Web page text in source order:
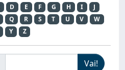
D E F G H I
J
Q R S T U V
W
Y Z